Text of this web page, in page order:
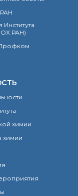
РАН)
химии
химии